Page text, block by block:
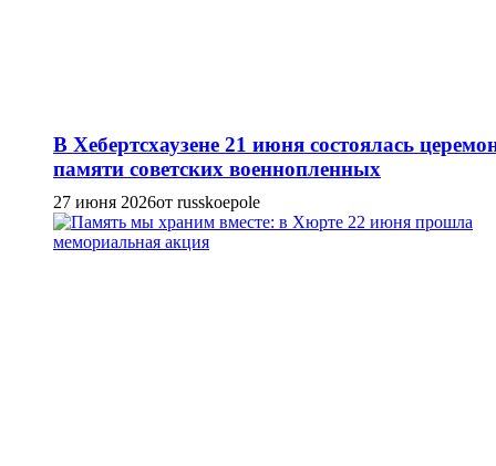
В Хебертсхаузене 21 июня состоялась
памяти советских военнопленных
27 июня 2026от russkoepole